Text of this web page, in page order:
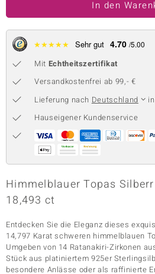
Collection
Classics
In den
★★★★★ Sehr gut 4.70 /5.00
Mit Echtheitszertifikat
Versandkostenfrei ab 99,- €
Lieferung nach Deutschland
Hauseigener Kundenservice
Himmelblauer Topas
18,493 ct
Entdecken Sie die Eleganz dieses
14,797 Karat schweren himmelblauen
Umgeben von 14 Ratanakiri-Zirkonen
Stück aus platiniertem 925er
besondere Anlässe oder als raffinierte